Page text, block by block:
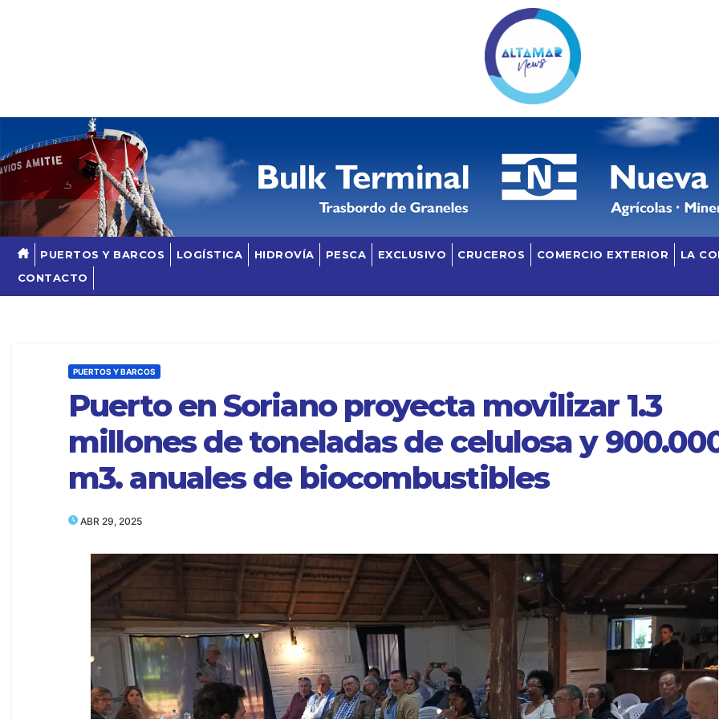
PUERTOS Y BARCOS LOGÍSTICA HIDROVÍA PESCA EXCLUSIVO CRUCEROS COMERCIO EXTERIOR
LA
CONTACTO
PUERTOS Y BARCOS
Puerto en Soriano proyecta movilizar 1.3
millones de toneladas de celulosa y
m3. anuales de biocombustibles
ABR 29, 2025